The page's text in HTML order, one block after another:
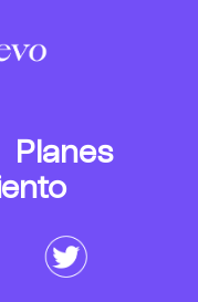
Planes